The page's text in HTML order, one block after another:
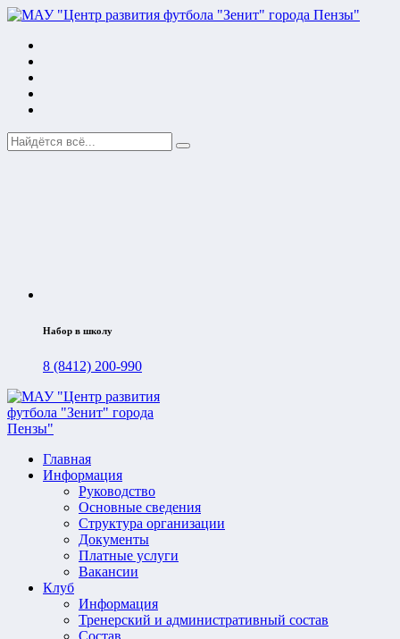
Набор в школу
8 (8412) 200-990
Главная
Информация
Руководство
Основные сведения
Структура организации
Документы
Платные услуги
Вакансии
Клуб
Информация
Тренерский и административный состав
Состав